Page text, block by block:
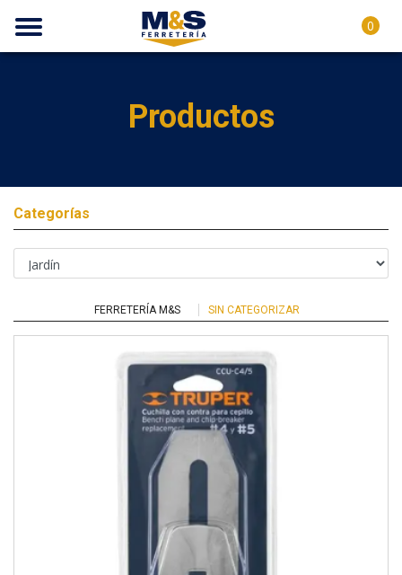
0
Productos
Categorías
FERRETERÍA M&S SIN CATEGORIZAR